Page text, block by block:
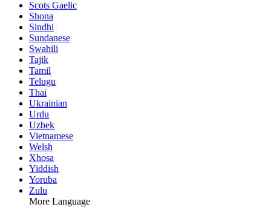
Scots Gaelic
Shona
Sindhi
Sundanese
Swahili
Tajik
Tamil
Telugu
Thai
Ukrainian
Urdu
Uzbek
Vietnamese
Welsh
Xhosa
Yiddish
Yoruba
Zulu
More Language